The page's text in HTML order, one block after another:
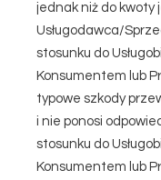
jednak niż do kwoty
Usługodawca/
stosunku do
Konsumentem lub
typowe szkody
i nie ponosi
stosunku do
Konsumentem lub